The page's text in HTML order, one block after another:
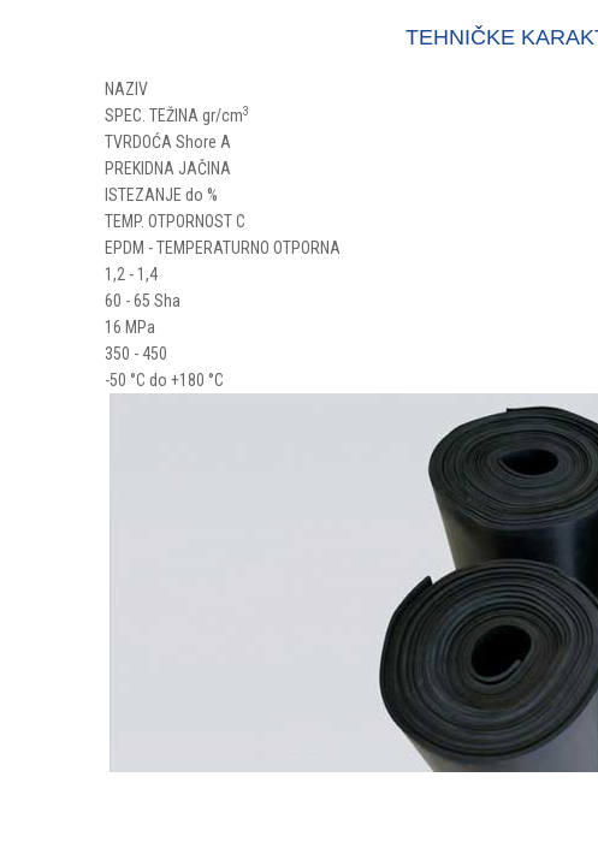
TEHNIČKE
NAZIV
SPEC. TEŽINA gr/cm3
TVRDOĆA Shore A
PREKIDNA JAČINA
ISTEZANJE do %
TEMP. OTPORNOST C
EPDM - TEMPERATURNO OTPORNA
1,2 - 1,4
60 - 65 Sha
16 MPa
350 - 450
-50 °C do +180 °C